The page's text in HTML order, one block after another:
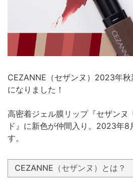
CEZANNE（セザンヌ）2023年
になりました！
高密着ジェル膜リップ『セザンヌ
ド』に新色が仲間入り。2023年8
す。
CEZANNE（セザンヌ）とは？